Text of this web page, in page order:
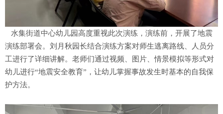
水集街道中心幼儿园高度重视此次演练，演练前，开展了地震
演练部署会。刘月秋园长结合演练方案对师生逃离路线、人员分
工进行了详细讲解。老师们通过视频、图片、情景模拟等形式对
幼儿进行“地震安全教育”，让幼儿掌握事故发生时基本的自我保
护方法。